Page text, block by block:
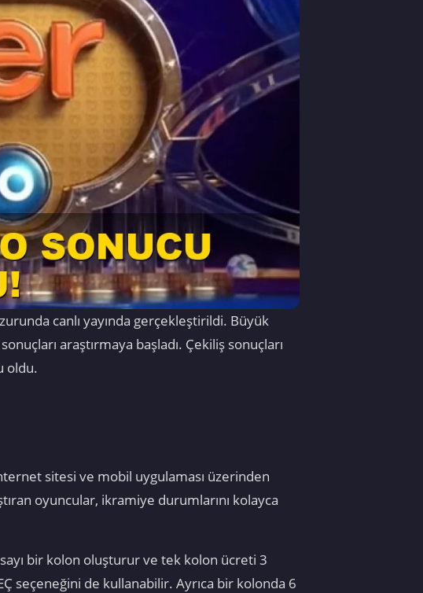
canlı yayında gerçekleştirildi. Büyük
araştırmaya başladı. Çekiliş sonuçları
oldu.
sitesi ve mobil uygulaması üzerinden
oyuncular, ikramiye durumlarını kolayca
bir kolon oluşturur ve tek kolon ücreti 3
seçeneğini de kullanabilir. Ayrıca bir kolonda 6